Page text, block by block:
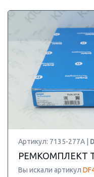
Артикул: 7135-277A |
РЕМКОМПЛЕКТ
Вы искали артикул